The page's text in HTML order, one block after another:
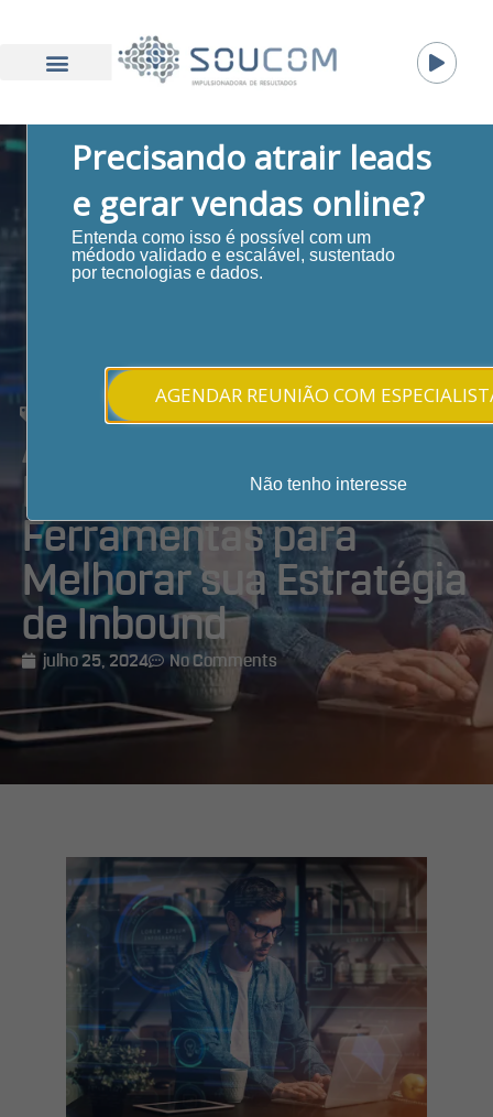
Precisando atrair leads
e gerar vendas online?
Entenda como isso é possível com um
médodo validado e escalável, sustentado
por tecnologias e dados.
AGENDAR REUNIÃO COM
Não tenho interesse
Automação de Marketing
Automação de
Marketing: Como Usar
Ferramentas para
Melhorar sua Estratégia
de Inbound
julho 25, 2024 No Comments